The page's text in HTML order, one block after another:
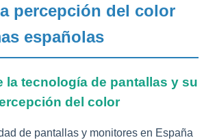
percepción del color
españolas
la tecnología de pantallas y su
del color
de pantallas y monitores en España